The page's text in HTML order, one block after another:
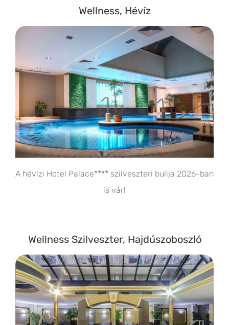
Wellness, Hévíz
A hévízi Hotel Palace**** szilveszteri bulija 2026-ban
is vár!
Wellness Szilveszter, Hajdúszoboszló